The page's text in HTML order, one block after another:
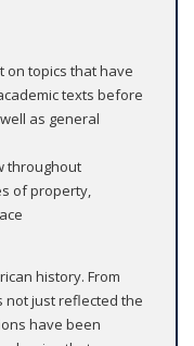
on topics that have
texts before
as general
throughout
of property,
history. From
not just reflected the
have been